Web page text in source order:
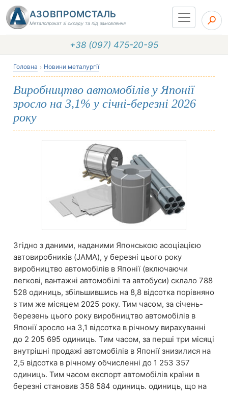
АЗОВПРОМСТАЛЬ
Металопрокат зі складу та під замовлення
+38 (097) 475-20-95
Головна Новини металургії
Виробництво автомобілів у Японії
зросло на 3,1% у січні-березні 2026
року
Згідно з даними, наданими Японською асоціацією
автовиробників (JAMA), у березні цього року
виробництво автомобілів в Японії (включаючи
легкові, вантажні автомобілі та автобуси) склало 788
528 одиниць, збільшившись на 8,8 відсотка порівняно
з тим же місяцем 2025 року. Тим часом, за січень-
березень цього року виробництво автомобілів в
Японії зросло на 3,1 відсотка в річному вирахуванні
до 2 205 695 одиниць. Тим часом, за перші три місяці
внутрішні продажі автомобілів в Японії знизилися на
2,5 відсотка в річному обчисленні до 1 253 357
одиниць. Тим часом експорт автомобілів країни в
березні становив 358 584 одиниць. одиниць, що на